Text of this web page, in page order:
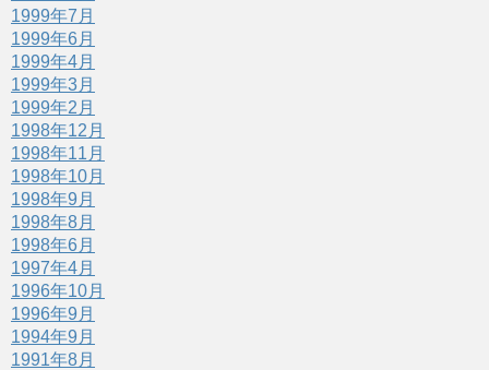
1999年7月
1999年6月
1999年4月
1999年3月
1999年2月
1998年12月
1998年11月
1998年10月
1998年9月
1998年8月
1998年6月
1997年4月
1996年10月
1996年9月
1994年9月
1991年8月